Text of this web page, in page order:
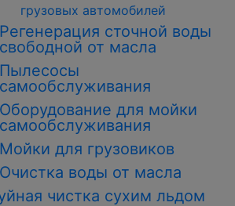
грузовых автомобилей
Регенерация сточной воды
свободной от масла
Пылесосы
самообслуживания
Оборудование для мойки
самообслуживания
Мойки для грузовиков
Очистка воды от масла
чистка сухим льдом